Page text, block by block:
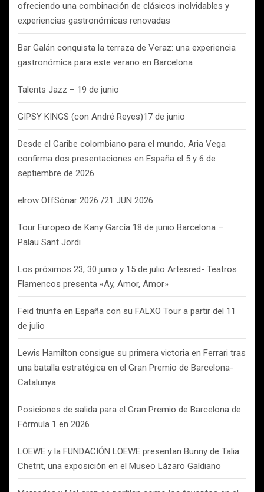
ofreciendo una combinación de clásicos inolvidables y
experiencias gastronómicas renovadas
Bar Galán conquista la terraza de Veraz: una experiencia
gastronómica para este verano en Barcelona
Talents Jazz – 19 de junio
GIPSY KINGS (con André Reyes)17 de junio
Desde el Caribe colombiano para el mundo, Aria Vega
confirma dos presentaciones en España el 5 y 6 de
septiembre de 2026
elrow OffSónar 2026 /21 JUN 2026
Tour Europeo de Kany García 18 de junio Barcelona –
Palau Sant Jordi
Los próximos 23, 30 junio y 15 de julio Artesred- Teatros
Flamencos presenta «Ay, Amor, Amor»
Feid triunfa en España con su FALXO Tour a partir del 11
de julio
Lewis Hamilton consigue su primera victoria en Ferrari tras
una batalla estratégica en el Gran Premio de Barcelona-
Catalunya
Posiciones de salida para el Gran Premio de Barcelona de
Fórmula 1 en 2026
LOEWE y la FUNDACIÓN LOEWE presentan Bunny de Talia
Chetrit, una exposición en el Museo Lázaro Galdiano